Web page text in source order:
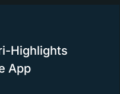
Highlights
App